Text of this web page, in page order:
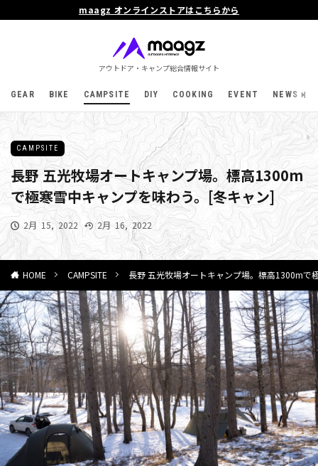
maagz オンラインストアはこちらから
アウトドア・キャンプ総合情報サイト
GEAR BIKE CAMPSITE DIY COOKING EVENT NEWS
CAMPSITE
長野 五光牧場オートキャンプ場。標高1300m
で極寒雪中キャンプを味わう。[冬キャン]
2月 15, 2022 2月 16, 2022
HOME CAMPSITE 長野 五光牧場オートキャンプ場。標高1300mで